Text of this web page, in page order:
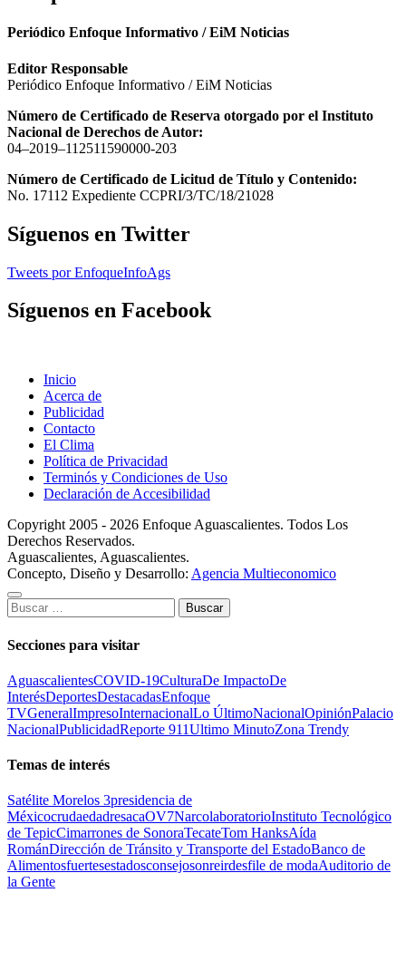
Periódico Enfoque Informativo / EiM Noticias
Editor Responsable
Periódico Enfoque Informativo / EiM Noticias
Número de Certificado de Reserva otorgado por el Instituto
Nacional de Derechos de Autor:
04–2019–112511590000-203
Número de Certificado de Licitud de Título y Contenido:
No. 17112 Expediente CCPRI/3/TC/18/21028
Síguenos en Twitter
Tweets por EnfoqueInfoAgs
Síguenos en Facebook
Inicio
Acerca de
Publicidad
Contacto
El Clima
Política de Privacidad
Terminós y Condiciones de Uso
Declaración de Accesibilidad
Copyright 2005 - 2026 Enfoque Aguascalientes. Todos Los
Derechos Reservados.
Aguascalientes, Aguascalientes.
Concepto, Diseño y Desarrollo: Agencia Multieconomico
Buscar:
Secciones para visitar
AguascalientesCOVID-19CulturaDe ImpactoDe
InterésDeportesDestacadasEnfoque
TVGeneralImpresoInternacionalLo ÚltimoNacionalOpiniónPalacio
NacionalPublicidadReporte 911Ultimo MinutoZona Trendy
Temas de interés
Satélite Morelos 3presidencia de
MéxicocrudaedadresacaOV7NarcolaboratorioInstituto Tecnológico
de TepicCimarrones de SonoraTecateTom HanksAída
RománDirección de Tránsito y Transporte del EstadoBanco de
Alimentosfuertesestadosconsejosonreirdesfile de modaAuditorio de
la Gente